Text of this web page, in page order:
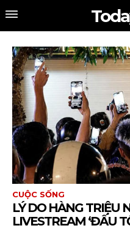
CUỘC SỐNG
LÝ DO HÀNG TRIỆU
LIVESTREAM ‘ĐẤU